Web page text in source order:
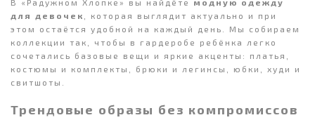
В «Радужном Хлопке» вы найдёте модную одежду
для девочек
, которая выглядит актуально и при
этом остаётся удобной на каждый день. Мы собираем
коллекции так, чтобы в гардеробе ребёнка легко
сочетались базовые вещи и яркие акценты: платья,
костюмы и комплекты, брюки и легинсы, юбки, худи и
свитшоты.
Трендовые образы без компромиссов